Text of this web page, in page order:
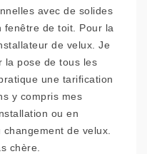
avec de solides
fenêtre de toit. Pour la
de velux. Je
la pose de tous les
une tarification
y compris mes
ou en
de velux.
chère.